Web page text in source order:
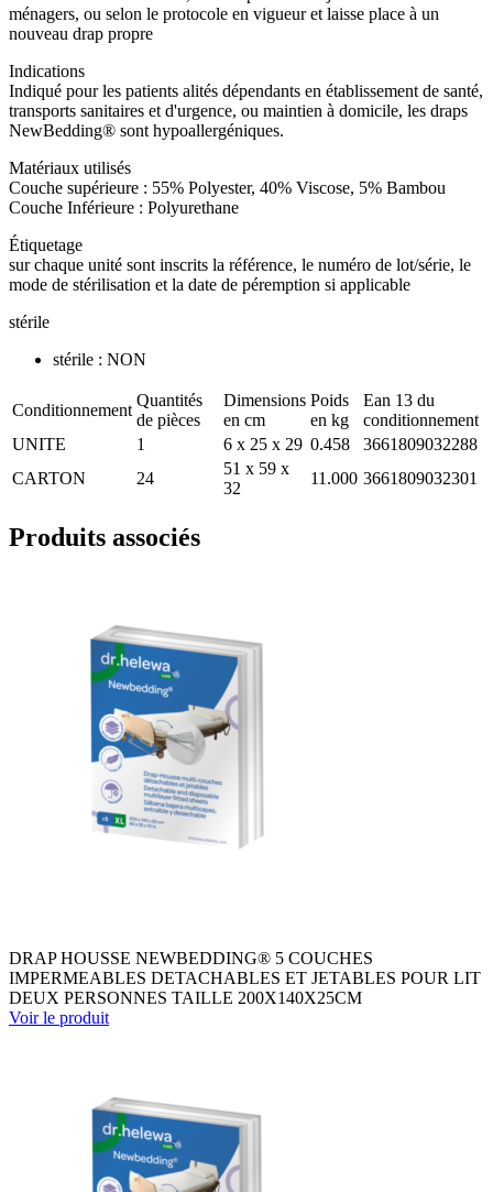
ménagers, ou selon le protocole en vigueur et laisse place à un
nouveau drap propre
Indications
Indiqué pour les patients alités dépendants en établissement de santé,
transports sanitaires et d'urgence, ou maintien à domicile, les draps
NewBedding® sont hypoallergéniques.
Matériaux utilisés
Couche supérieure : 55% Polyester, 40% Viscose, 5% Bambou
Couche Inférieure : Polyurethane
Étiquetage
sur chaque unité sont inscrits la référence, le numéro de lot/série, le
mode de stérilisation et la date de péremption si applicable
stérile
stérile : NON
Conditionnement
Quantités
de pièces
Dimensions
en cm
Poids
en kg
Ean 13 du
conditionnement
UNITE
1 6 x 25 x 29 0.458
3661809032288
CARTON
24
51 x 59 x
32
11.000 3661809032301
Produits associés
DRAP HOUSSE NEWBEDDING® 5 COUCHES
IMPERMEABLES DETACHABLES ET JETABLES POUR LIT
DEUX PERSONNES TAILLE 200X140X25CM
Voir le produit